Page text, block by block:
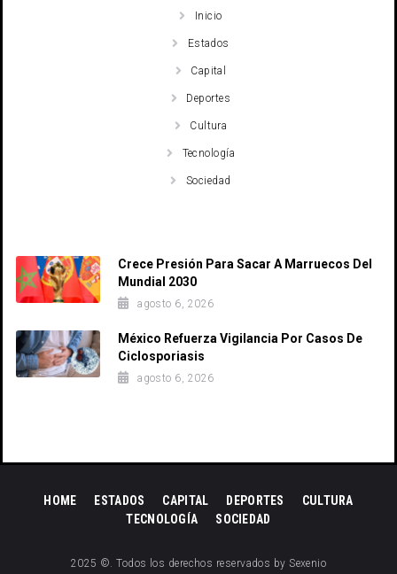
Inicio
Estados
Capital
Deportes
Cultura
Tecnología
Sociedad
Crece Presión Para Sacar A Marruecos Del
Mundial 2030
agosto 6, 2026
México Refuerza Vigilancia Por Casos De
Ciclosporiasis
agosto 6, 2026
HOME ESTADOS CAPITAL DEPORTES
CULTURA
TECNOLOGÍA
SOCIEDAD
2025 ©. Todos los derechos reservados by Sexenio